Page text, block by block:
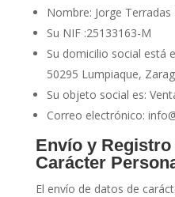
Nombre: Jorge Terradas
Su NIF :25133163-M
Su domicilio social está
50295 Lumpiaque,
Su objeto social es:
Correo electrónico:
Envío y Registro
Carácter
El envío de datos de